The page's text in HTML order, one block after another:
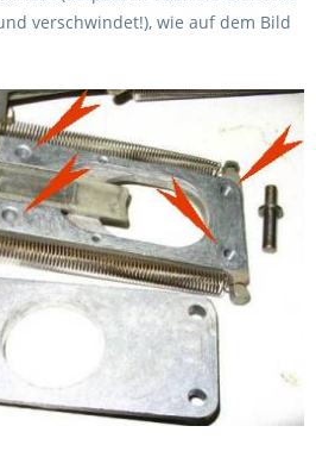
verschwindet!), wie auf dem Bild